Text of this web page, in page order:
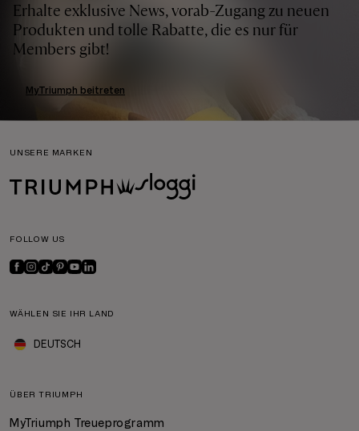
Erhalte exklusive News, vorab-Zugang zu neuen
Produkten und tolle Rabatte, die es nur für
Members gibt!
MyTriumph beitreten
UNSERE MARKEN
FOLLOW US
WÄHLEN SIE IHR LAND
DEUTSCH
ÜBER TRIUMPH
MyTriumph Treueprogramm